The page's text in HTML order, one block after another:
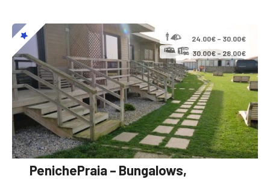
24.00€ – 30.00€
30.00€ – 28.00€
PenichePraia – Bungalows,